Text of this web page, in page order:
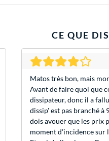
CE QUE
Matos très bon, mais
Avant de faire quoi que
dissipateur, donc il a
dissip' est pas branché à
dois avouer que les prix
moment d'incidence sur